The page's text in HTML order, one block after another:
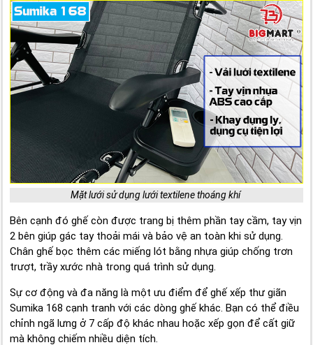
Mặt lưới sử dụng lưới textilene thoáng khí
Bên cạnh đó ghế còn được trang bị thêm phần tay cầm, tay vịn
2 bên giúp gác tay thoải mái và bảo vệ an toàn khi sử dụng.
Chân ghế bọc thêm các miếng lót bằng nhựa giúp chống trơn
trượt, trầy xước nhà trong quá trình sử dụng.
Sự cơ động và đa năng là một ưu điểm để ghế xếp thư giãn
Sumika 168 cạnh tranh với các dòng ghế khác. Bạn có thể điều
chỉnh ngã lưng ở 7 cấp độ khác nhau hoặc xếp gọn để cất giữ
mà không chiếm nhiều diện tích.